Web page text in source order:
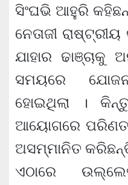
ସିଂଘଭି ଆହୁରି
ନେତାଜୀ
ଯାହାର ଢାଞ୍ଚାକୁ
ସମୟରେ
ହୋଇଥିଲା ।
ଆୟୋଗରେ ପରିଣତ
ଅସମ୍ମାନିତ
ଏଠାରେ